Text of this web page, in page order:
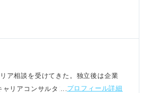
。
る。
ア相談を受けてきた。独立後は企業
リアコンサルタント歴は20年以上
プロフィール詳細